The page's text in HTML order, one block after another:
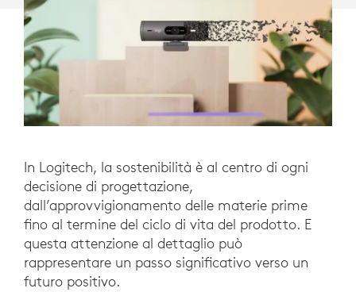
In Logitech, la sostenibilità è al centro di ogni
decisione di progettazione,
dall’approvvigionamento delle materie prime
fino al termine del ciclo di vita del prodotto. E
questa attenzione al dettaglio può
rappresentare un passo significativo verso un
futuro positivo.